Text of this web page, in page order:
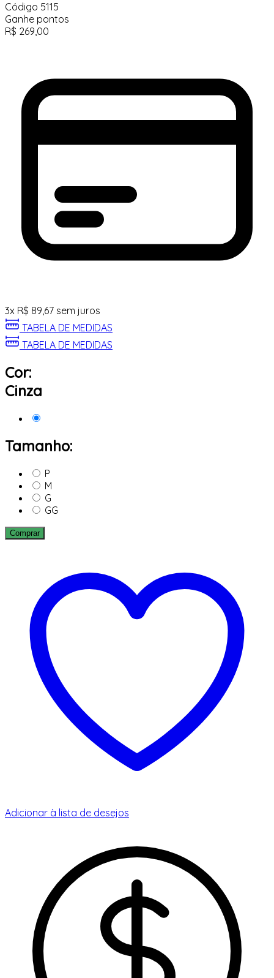
Código 5115
Ganhe pontos
R$ 269,00
3x R$ 89,67 sem juros
TABELA DE MEDIDAS
TABELA DE MEDIDAS
Cor:
Cinza
Tamanho:
P
M
G
GG
Comprar
Adicionar à lista de desejos